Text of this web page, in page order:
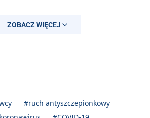
ZOBACZ WIĘCEJ
#ruch antyszczepionkowy